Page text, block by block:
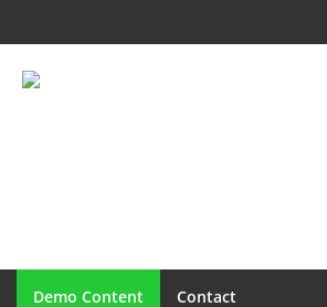
Demo Content Contact